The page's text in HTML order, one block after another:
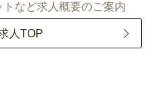
など求人概要のご案内
人TOP